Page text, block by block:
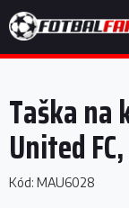
na
obsah
Taška na
United
Kód: MAU6028